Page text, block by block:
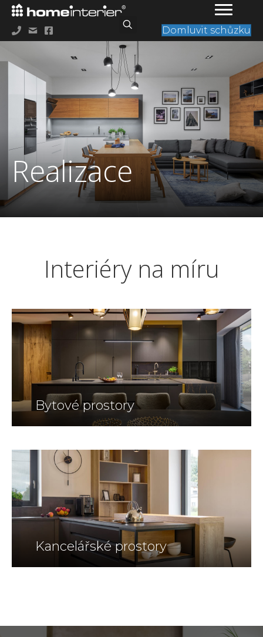
Domluvit schůzku
Realizace
Interiéry na míru
Bytové prostory
Kancelářské prostory